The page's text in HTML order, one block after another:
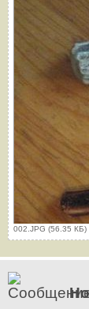
002.JPG (56.35